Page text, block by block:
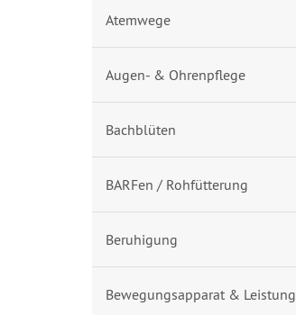
Atemwege
Augen- & Ohrenpflege
Bachblüten
BARFen / Rohfütterung
Beruhigung
Bewegungsapparat & Leistung